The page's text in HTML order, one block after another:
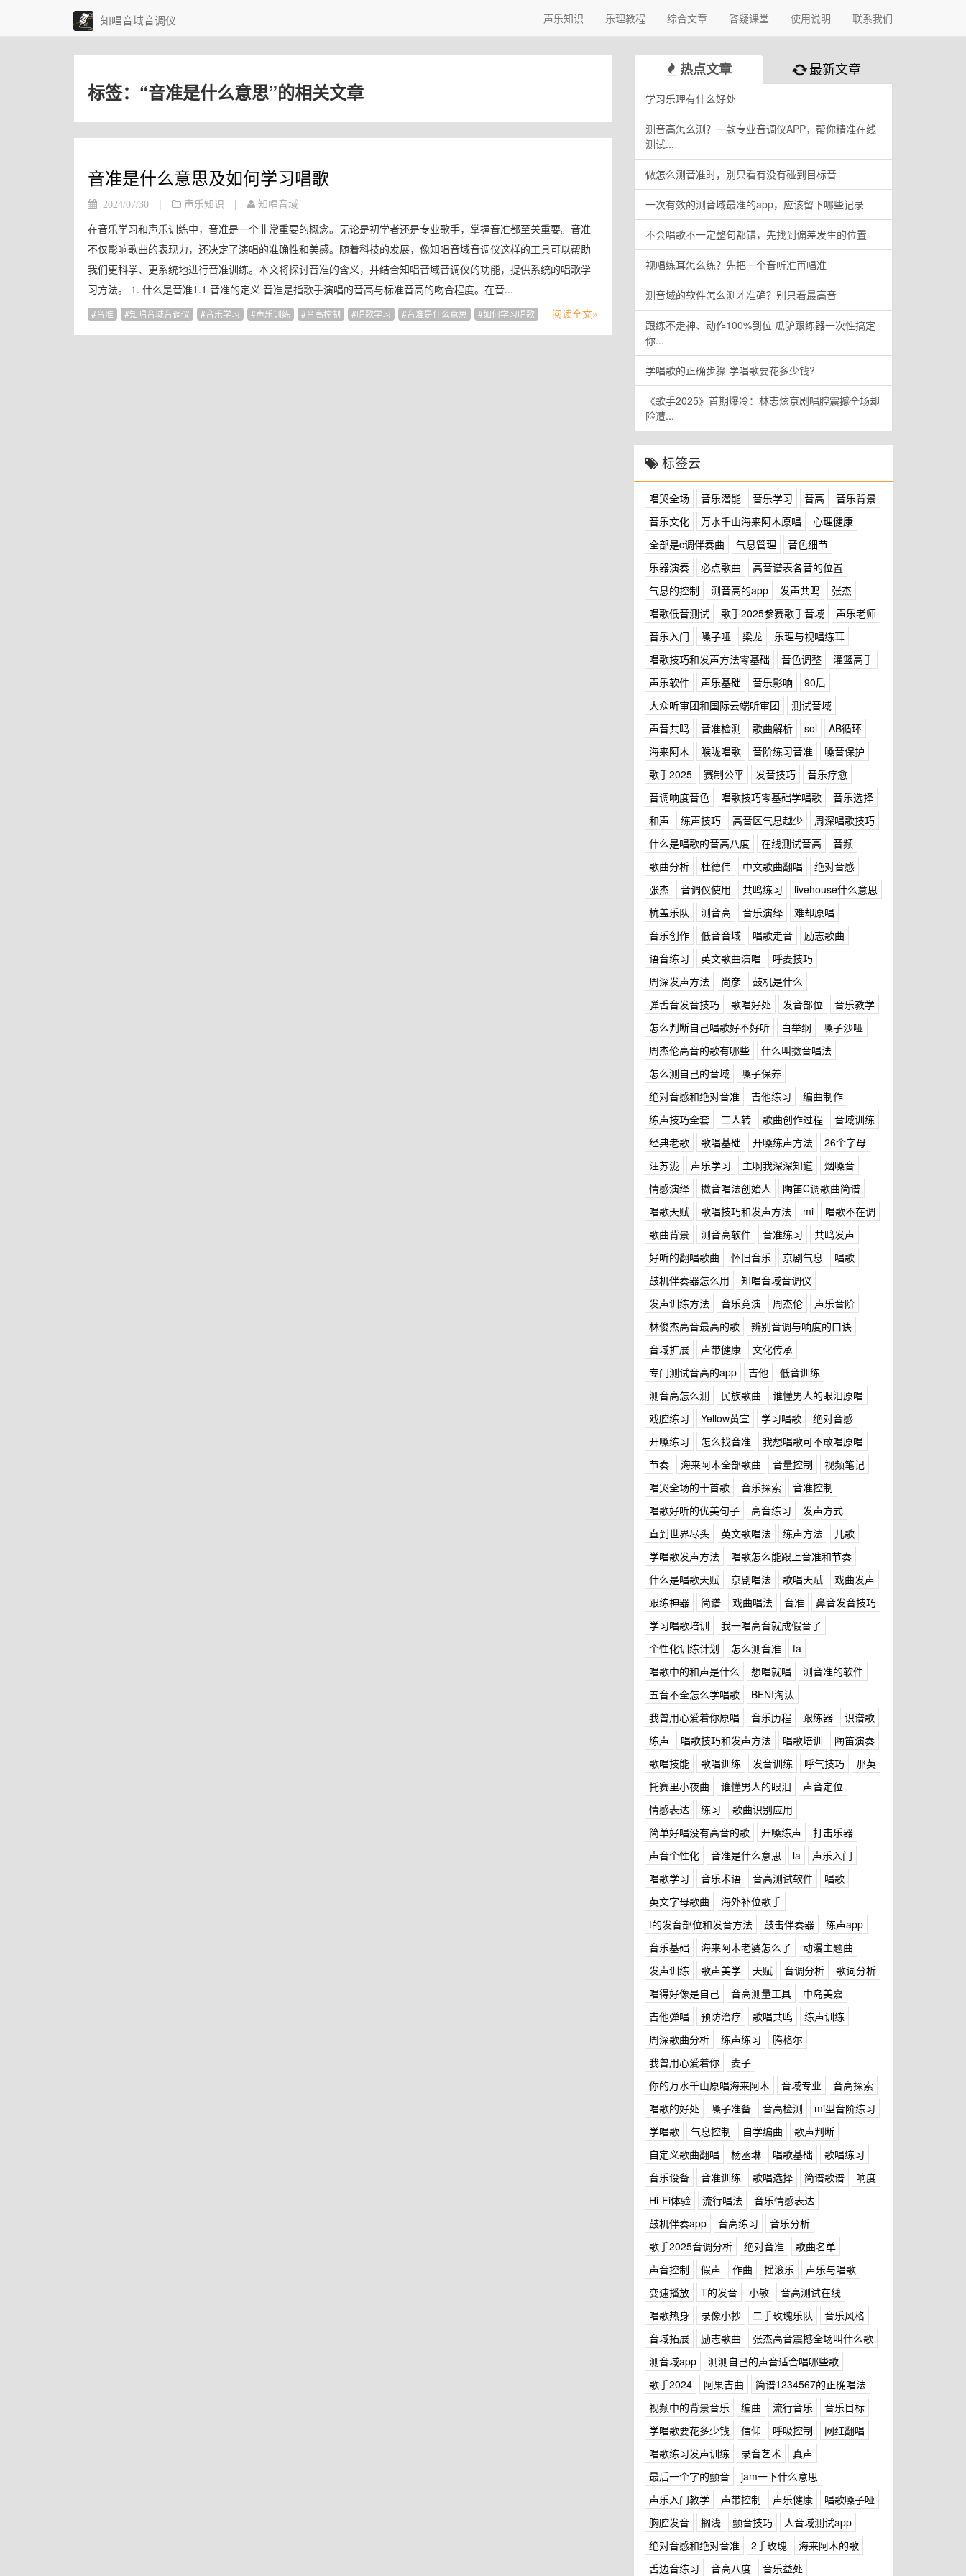
知唱音域音调仪 声乐知识 乐理教程 综合文章 答疑课堂 使用说明 联系我们
标签：“音准是什么意思”的相关文章
音准是什么意思及如何学习唱歌
2024/07/30 | 声乐知识 | 知唱音域
在音乐学习和声乐训练中，音准是一个非常重要的概念。无论是初学者还是专业歌手，掌握音准都至关重要。音准
不仅影响歌曲的表现力，还决定了演唱的准确性和美感。随着科技的发展，像知唱音域音调仪这样的工具可以帮助
我们更科学、更系统地进行音准训练。本文将探讨音准的含义，并结合知唱音域音调仪的功能，提供系统的唱歌学
习方法。 1. 什么是音准1.1 音准的定义 音准是指歌手演唱的音高与标准音高的吻合程度。在音...
音准 知唱音域音调仪 音乐学习 声乐训练 音高控制 唱歌学习 音准是什么意思 如何学习唱歌 阅读全文»
热点文章 最新文章
学习乐理有什么好处
测音高怎么测？一款专业音调仪APP，帮你精准在线
测试...
做怎么测音准时，别只看有没有碰到目标音
一次有效的测音域最准的app，应该留下哪些记录
不会唱歌不一定整句都错，先找到偏差发生的位置
视唱练耳怎么练？先把一个音听准再唱准
测音域的软件怎么测才准确？别只看最高音
跟练不走神、动作100%到位 瓜驴跟练器一次性搞定
你...
学唱歌的正确步骤 学唱歌要花多少钱?
《歌手2025》首期爆冷：林志炫京剧唱腔震撼全场却
险遭...
标签云
唱哭全场 音乐潜能 音乐学习 音高
音乐背景
音乐文化
万水千山海来阿木原唱
心理健康
全部是c调伴奏曲
气息管理
音色细节
乐器演奏
必点歌曲
高音谱表各音的位置
气息的控制
测音高的app 发声共鸣
张杰
唱歌低音测试
歌手2025参赛歌手音域
声乐老师
音乐入门
嗓子哑 梁龙
乐理与视唱练耳
唱歌技巧和发声方法零基础
音色调整
灌篮高手
声乐软件
声乐基础 音乐影响
90后
大众听审团和国际云端听审团
测试音域
声音共鸣
音准检测 歌曲解析 sol
AB循环
海来阿木
喉咙唱歌 音阶练习音准
嗓音保护
歌手2025
赛制公平 发音技巧
音乐疗愈
音调响度音色
唱歌技巧零基础学唱歌
音乐选择
和声
练声技巧 高音区气息越少
周深唱歌技巧
什么是唱歌的音高八度
在线测试音高
音频
歌曲分析
杜德伟 中文歌曲翻唱
绝对音感
张杰
音调仪使用 共鸣练习
livehouse什么意思
杭盖乐队
测音高 音乐演绎
难却原唱
音乐创作
低音音域 唱歌走音
励志歌曲
语音练习
英文歌曲演唱
呼麦技巧
周深发声方法
尚彦
鼓机是什么
弹舌音发音技巧
歌唱好处 发音部位
音乐教学
怎么判断自己唱歌好不好听
白举纲
嗓子沙哑
周杰伦高音的歌有哪些
什么叫擞音唱法
怎么测自己的音域
嗓子保养
绝对音感和绝对音准
吉他练习
编曲制作
练声技巧全套
二人转 歌曲创作过程
音域训练
经典老歌
歌唱基础 开嗓练声方法
26个字母
汪苏泷
声乐学习 主啊我深深知道
烟嗓音
情感演绎
擞音唱法创始人
陶笛C调歌曲简谱
唱歌天赋
歌唱技巧和发声方法 mi
唱歌不在调
歌曲背景
测音高软件 音准练习
共鸣发声
好听的翻唱歌曲
怀旧音乐 京剧气息
唱歌
鼓机伴奏器怎么用
知唱音域音调仪
发声训练方法
音乐竞演 周杰伦
声乐音阶
林俊杰高音最高的歌
辨别音调与响度的口诀
音域扩展
声带健康
文化传承
专门测试音高的app
吉他
低音训练
测音高怎么测
民族歌曲
谁懂男人的眼泪原唱
戏腔练习
Yellow黄宣 学习唱歌
绝对音感
开嗓练习
怎么找音准
我想唱歌可不敢唱原唱
节奏
海来阿木全部歌曲 音量控制
视频笔记
唱哭全场的十首歌
音乐探索
音准控制
唱歌好听的优美句子
高音练习
发声方式
直到世界尽头
英文歌唱法 练声方法
儿歌
学唱歌发声方法
唱歌怎么能跟上音准和节奏
什么是唱歌天赋
京剧唱法 歌唱天赋
戏曲发声
跟练神器
简谱 戏曲唱法 音准
鼻音发音技巧
学习唱歌培训
我一唱高音就成假音了
个性化训练计划
怎么测音准
fa
唱歌中的和声是什么
想唱就唱
测音准的软件
五音不全怎么学唱歌
BENI淘汰
我曾用心爱着你原唱
音乐历程 跟练器
识谱歌
练声
唱歌技巧和发声方法 唱歌培训
陶笛演奏
歌唱技能
歌唱训练 发音训练 呼气技巧
那英
托赛里小夜曲
谁懂男人的眼泪
声音定位
情感表达
练习
歌曲识别应用
简单好唱没有高音的歌
开嗓练声
打击乐器
声音个性化
音准是什么意思 la
声乐入门
唱歌学习
音乐术语 音高测试软件
唱歌
英文字母歌曲
海外补位歌手
t的发音部位和发音方法
鼓击伴奏器
练声app
音乐基础
海来阿木老婆怎么了
动漫主题曲
发声训练
歌声美学 天赋 音调分析
歌词分析
唱得好像是自己
音高测量工具
中岛美嘉
吉他弹唱
预防治疗 歌唱共鸣
练声训练
周深歌曲分析
练声练习
腾格尔
我曾用心爱着你
麦子
你的万水千山原唱海来阿木
音域专业
音高探索
唱歌的好处
嗓子准备 音高检测
mi型音阶练习
学唱歌
气息控制 自学编曲
歌声判断
自定义歌曲翻唱
杨丞琳 唱歌基础
歌唱练习
音乐设备
音准训练 歌唱选择 简谱歌谱
响度
Hi-Fi体验
流行唱法
音乐情感表达
鼓机伴奏app
音高练习
音乐分析
歌手2025音调分析
绝对音准
歌曲名单
声音控制
假声 作曲 摇滚乐
声乐与唱歌
变速播放
T的发音 小敏
音高测试在线
唱歌热身
录像小抄 二手玫瑰乐队
音乐风格
音域拓展
励志歌曲
张杰高音震撼全场叫什么歌
测音域app
测测自己的声音适合唱哪些歌
歌手2024
阿果吉曲
简谱1234567的正确唱法
视频中的背景音乐
编曲 流行音乐
音乐目标
学唱歌要花多少钱
信仰 呼吸控制
网红翻唱
唱歌练习发声训练
录音艺术
真声
最后一个字的颤音
jam一下什么意思
声乐入门教学
声带控制 声乐健康
唱歌嗓子哑
胸腔发音
搁浅 颤音技巧
人音域测试app
绝对音感和绝对音准
2手玫瑰
海来阿木的歌
舌边音练习
音高八度 音乐益处